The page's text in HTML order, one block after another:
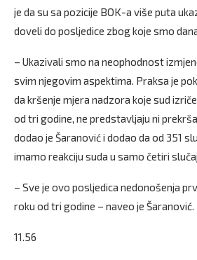
je da su sa pozicije BOK-a više puta
doveli do posljedice zbog koje smo
– Ukazivali smo na neophodnost
svim njegovim aspektima. Praksa je
da kršenje mjera nadzora koje sud
od tri godine, ne predstavljaju ni
dodao je Šaranović i dodao da od 351
imamo reakciju suda u samo četiri
– Sve je ovo posljedica nedonošenja
roku od tri godine – naveo je Šaranović.
11.56